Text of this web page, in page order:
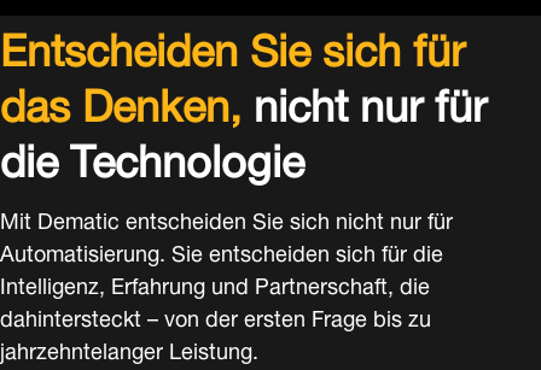
Entscheiden Sie sich für
das Denken,nicht nur für
die Technologie
Mit Dematic entscheiden Sie sich nicht nur für
Automatisierung. Sie entscheiden sich für die
Intelligenz, Erfahrung und Partnerschaft, die
dahintersteckt – von der ersten Frage bis zu
jahrzehntelanger Leistung.